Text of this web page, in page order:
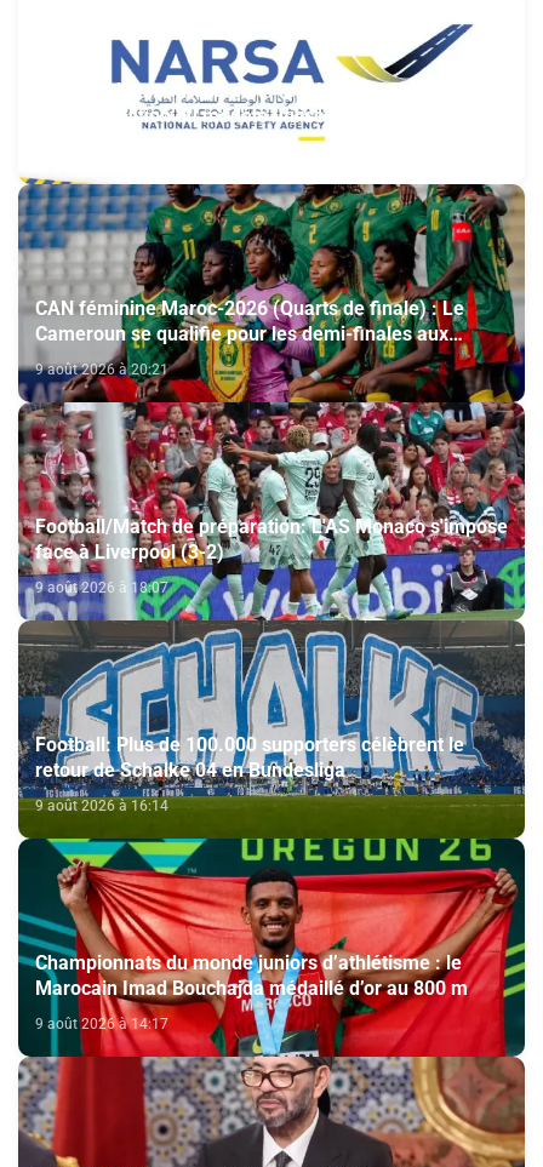
Plaques d’immatriculation : la NARSA annonce
l’harmonisation du modèle utilisé au Maroc et à
CAN féminine Maroc-2026 (Quarts de finale) : Le
Cameroun se qualifie pour les demi-finales aux
dépens du Nigeria (1-0)
9 août 2026 à 20:21
Football/Match de préparation: L'AS Monaco s'impose
face à Liverpool (3-2)
9 août 2026 à 18:07
Football: Plus de 100.000 supporters célèbrent le
retour de Schalke 04 en Bundesliga
9 août 2026 à 16:14
Championnats du monde juniors d’athlétisme : le
Marocain Imad Bouchajda médaillé d’or au 800 m
9 août 2026 à 14:17